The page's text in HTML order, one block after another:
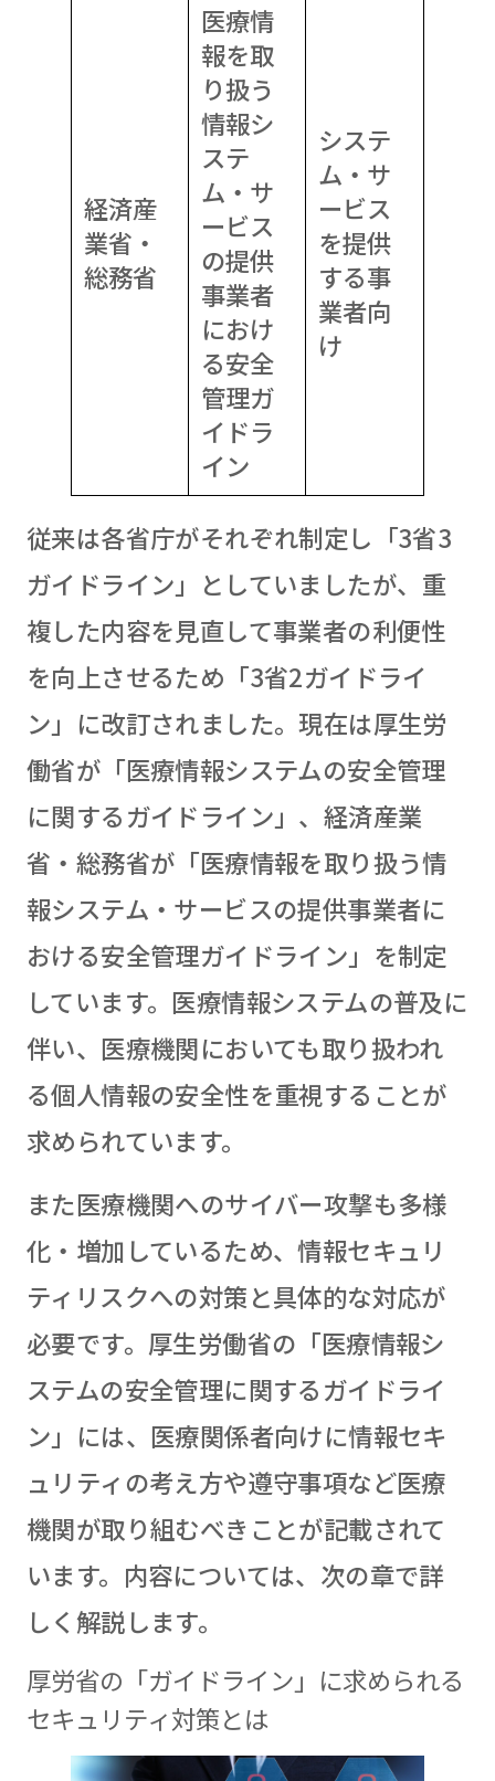
経済産
業省・
総務省
医療情
報を取
り扱う
情報シ
ステ
ム・サ
ービス
の提供
事業者
におけ
る安全
管理ガ
イドラ
イン
システ
ム・サ
ービス
を提供
する事
業者向
け
従来は各省庁がそれぞれ制定し「3省3
ガイドライン」としていましたが、重
複した内容を見直して事業者の利便性
を向上させるため「3省2ガイドライ
ン」に改訂されました。現在は厚生労
働省が「医療情報システムの安全管理
に関するガイドライン」、経済産業
省・総務省が「医療情報を取り扱う情
報システム・サービスの提供事業者に
おける安全管理ガイドライン」を制定
しています。医療情報システムの普及に
伴い、医療機関においても取り扱われ
る個人情報の安全性を重視することが
求められています。
また医療機関へのサイバー攻撃も多様
化・増加しているため、情報セキュリ
ティリスクへの対策と具体的な対応が
必要です。厚生労働省の「医療情報シ
ステムの安全管理に関するガイドライ
ン」には、医療関係者向けに情報セキ
ュリティの考え方や遵守事項など医療
機関が取り組むべきことが記載されて
います。内容については、次の章で詳
しく解説します。
厚労省の「ガイドライン」に求められる
セキュリティ対策とは